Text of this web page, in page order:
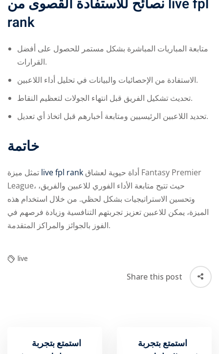
live fpl
rank
متابعة المباريات المباشرة بشكل مستمر للحصول على أفضل
القرارات.
الاستفادة من الإحصائيات والبيانات في تحليل أداء اللاعبين.
تحديث تشكيل الفريق قبل انتهاء الجولات لتعظيم النقاط.
تحديد اللاعبين الرئيسيين ومتابعة أخبارهم قبل اتخاذ أي تعديل.
خاتمة
live fpl rank
League، حيث تتيح متابعة الأداء الفوري للاعبين والفريق،
وتحسين الاستراتيجيات بشكل لحظي. من خلال استخدام هذه
الميزة، يمكن للاعبين تعزيز تجربتهم التنافسية وزيادة فرصهم في
الفوز بالجوائز والمراكز المتقدمة.
live
Share this post
استمتع بتجربة
استمتع بتجربة